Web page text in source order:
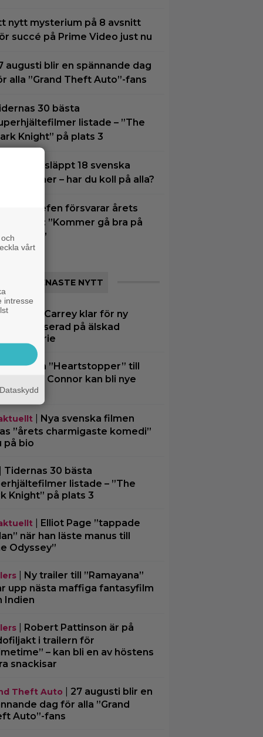
nytt mysterium på 8 avsnitt
succé på Prime Video just nu
augusti blir en spännande dag
alla ”Grand Theft Auto”-fans
30 bästa
listade – ”The
Knight” på plats 3
har släppt 18 svenska
– har du koll på alla?
chefen försvarar årets
”Kommer gå bra på
SENASTE NYTT
Jim Carrey klar för ny
– baserad på älskad
serie
|Från ”Heartstopper” till
Men”? Kit Connor kan bli nye
Nya svenska filmen
”årets charmigaste komedi”
på bio
Tidernas 30 bästa
listade – ”The
Knight” på plats 3
Elliot Page ”tappade
när han läste manus till
Odyssey”
| Ny trailer till ”Ramayana”
upp nästa maffiga fantasyfilm
Indien
| Robert Pattinson är på
i trailern för
– kan bli en av höstens
snackisar
Theft Auto
27 augusti blir en
dag för alla ”Grand
Auto”-fans
vårt
intresse
Dataskydd